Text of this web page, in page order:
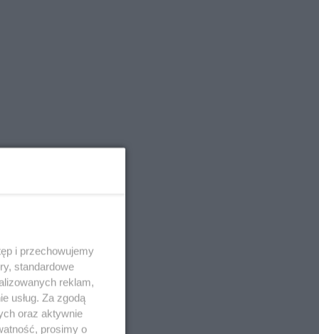
i przechowujemy
standardowe
reklam,
usług. Za zgodą
oraz aktywnie
prosimy o